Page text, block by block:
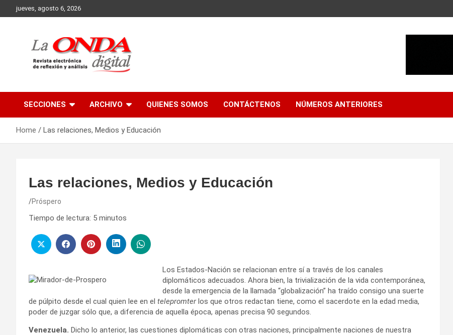
to
jueves, agosto 6, 2026
SECCIONES ARCHIVO QUIENES SOMOS CONTÁCTENOS NÚMEROS ANTERIORES
Home Las relaciones, Medios y Educación
Las relaciones, Medios y Educación
Próspero
Tiempo de lectura: 5 minutos
Los Estados-Nación se relacionan entre sí a través de los canales
diplomáticos adecuados. Ahora bien, la trivialización de la vida contemporánea,
desde la emergencia de la llamada “globalización” ha traído consigo una suerte
de púlpito desde el cual quien lee en el telepromterlos que otros redactan tiene, como el sacerdote en la edad media,
poder de juzgar sólo que, a diferencia de aquella época, apenas precisa 90 segundos.
Venezuela. Dicho lo anterior, las cuestiones diplomáticas con otras naciones, principalmente naciones de nuestra